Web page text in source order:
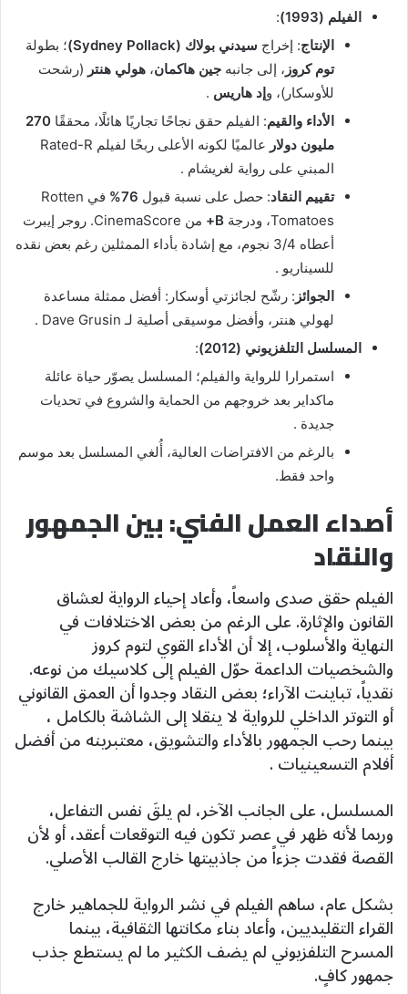
الفيلم (1993)
:
الإنتاج: إخراج سيدني بولاك (Sydney Pollack)
؛ بطولة
توم كروز ، إلى جانبه جين هاكمان، هولي هنتر (رشحت
للأوسكار)، وإد هاريس .
الأداء والقيم: الفيلم حقق نجاحًا تجاريًا هائلًا، محققًا 270
مليون دولار
عالميًا لكونه الأعلى ربحًا لفيلم Rated-R
المبني على رواية لغريشام .
تقييم النقاد: حصل على نسبة قبول 76%
في Rotten
Tomatoes، ودرجة
B+
من CinemaScore. روجر إيبرت
أعطاه 3/4 نجوم، مع إشادة بأداء الممثلين رغم بعض نقده
للسيناريو .
الجوائز : رشّح لجائزتي أوسكار: أفضل ممثلة مساعدة
لهولي هنتر، وأفضل موسيقى أصلية لـ Dave Grusin .
المسلسل التلفزيوني (2012)
:
استمرارا للرواية والفيلم؛ المسلسل يصوّر حياة عائلة
ماكداير بعد خروجهم من الحماية والشروع في تحديات
جديدة .
بالرغم من الافتراضات العالية، أُلغي المسلسل بعد موسم
واحد فقط.
أصداء العمل الفني: بين الجمهور
والنقاد
الفيلم حقق صدى واسعاً، وأعاد إحياء الرواية لعشاق
القانون والإثارة. على الرغم من بعض الاختلافات في
النهاية والأسلوب، إلا أن الأداء القوي لتوم كروز
والشخصيات الداعمة حوّل الفيلم إلى كلاسيك من نوعه.
نقدياً، تباينت الآراء؛ بعض النقاد وجدوا أن العمق القانوني
أو التوتر الداخلي للرواية لا ينقلا إلى الشاشة بالكامل ،
بينما رحب الجمهور بالأداء والتشويق، معتبرينه من أفضل
أفلام التسعينيات .
المسلسل، على الجانب الآخر، لم يلقَ نفس التفاعل،
وربما لأنه ظهر في عصر تكون فيه التوقعات أعقد، أو لأن
القصة فقدت جزءاً من جاذبيتها خارج القالب الأصلي.
بشكل عام، ساهم الفيلم في نشر الرواية للجماهير خارج
القراء التقليديين، وأعاد بناء مكانتها الثقافية، بينما
المسرح التلفزيوني لم يضف الكثير ما لم يستطع جذب
جمهور كافٍ.